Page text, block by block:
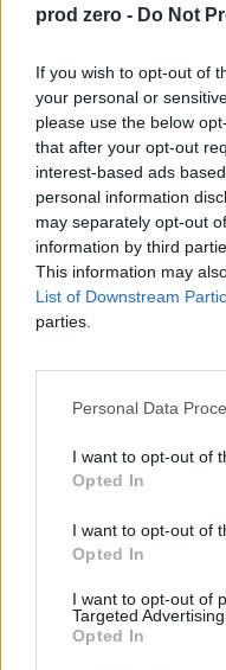
prod zero - Do Not
If you wish to opt-out of
your personal or
please use the below
that after your opt-out
interest-based ads
personal information
may separately opt-out
information by third
This information may
List of Downstream
parties.
Personal Data
I want to opt-out of
Opted In
I want to opt-out of
Opted In
I want to opt-out of
Targeted Advertising.
Opted In
Chwila ochłody,
nową wakacyjną
Po fali upałów, w trakcie
czeka nas ochłodzenie.
długo. – Lato nie
Zero.pl Przemysław
Paweł Żurek
Reklama